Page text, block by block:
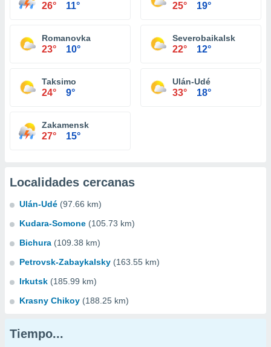
26° 11° 25° 19°
Romanovka
23° 10°
Severobaikalsk
22° 12°
Taksimo
24° 9°
Ulán-Udé
33° 18°
Zakamensk
27° 15°
Localidades cercanas
Ulán-Udé (97.66 km)
Kudara-Somone (105.73 km)
Bichura (109.38 km)
Petrovsk-Zabaykalsky (163.55 km)
Irkutsk (185.99 km)
Krasny Chikoy (188.25 km)
Tiempo...